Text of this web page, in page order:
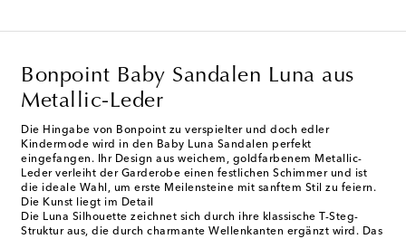
Bonpoint Baby Sandalen Luna aus
Metallic-Leder
Die Hingabe von Bonpoint zu verspielter und doch edler
Kindermode wird in den Baby Luna Sandalen perfekt
eingefangen. Ihr Design aus weichem, goldfarbenem Metallic-
Leder verleiht der Garderobe einen festlichen Schimmer und ist
die ideale Wahl, um erste Meilensteine mit sanftem Stil zu feiern.
Die Kunst liegt im Detail
Die Luna Silhouette zeichnet sich durch ihre klassische T-Steg-
Struktur aus, die durch charmante Wellenkanten ergänzt wird. Das